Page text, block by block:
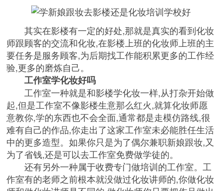
其实在影楼有一定的好处,那就是真实的看到化妆
师跟顾客的交流和化妆,在影楼上班的化妆师上班的主
要任务是服务顾客,为后期找工作能积累更多的工作经
验,更多的磨炼自己。
工作室学化妆好吗
工作室一种就是和影楼学化妆一样,从打杂开始做
起,但是工作室不像影楼生意那么红火,就算化妆师愿
意教你,学的东西也不会全面,通常都是走模仿路线,很
难有自己的作品,你走出了这家工作室未必能胜任生活
中的更多造型。如果你只是为了偶尔兼职新娘跟妆,又
为了省钱,还是可以去工作室免费做学徒的。
还有另外一种属于收费专门做培训的工作室。工
作室有的老师之前根本就没做过化妆讲师的,你做化妆